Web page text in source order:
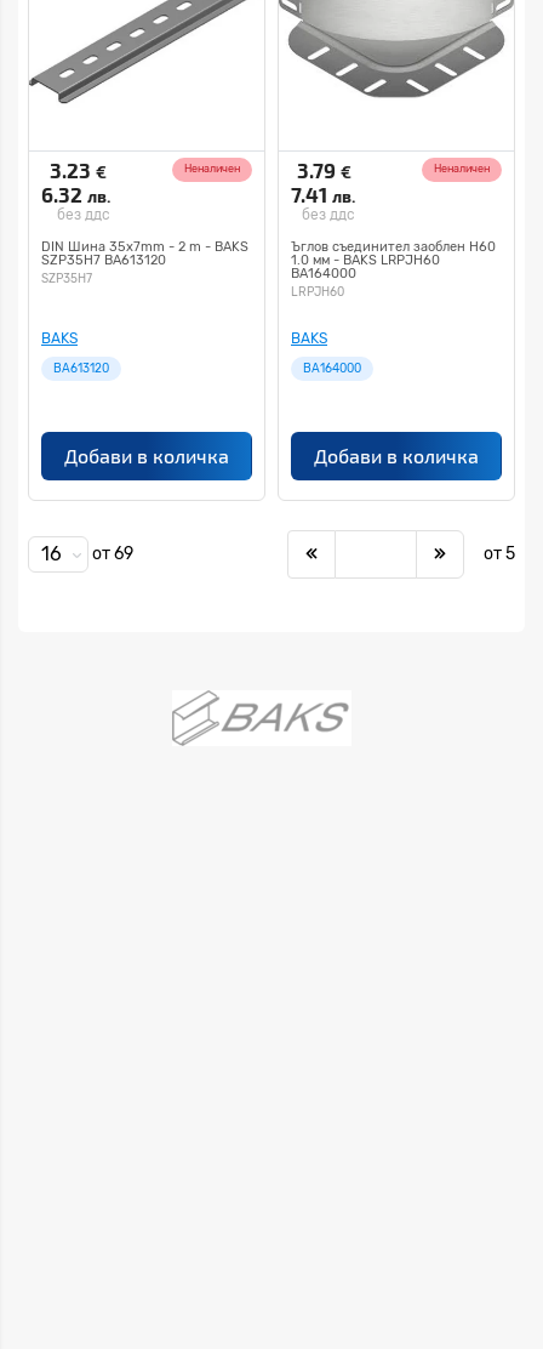
3.23 €
6.32 лв.
без ддс
Неналичен
DIN Шина 35х7mm - 2 m - BAKS
SZP35H7 BA613120
SZP35H7
BAKS
BA613120
Добави в количка
3.79 €
7.41 лв.
без ддс
Неналичен
Ъглов съединител заоблен H60
1.0 мм - BAKS LRPJH60
BA164000
LRPJH60
BAKS
BA164000
Добави в количка
16 от 69 от 5